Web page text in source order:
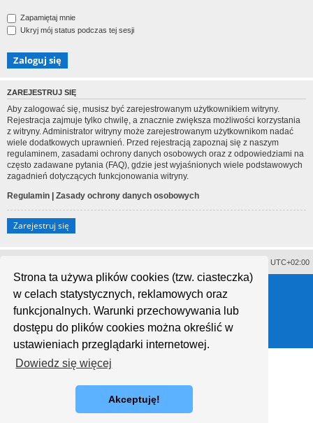
Strona ta używa plików cookies (tzw. ciasteczka)
w celach statystycznych, reklamowych oraz
funkcjonalnych. Warunki przechowywania lub
dostępu do plików cookies można określić w
ustawieniach przeglądarki internetowej.
Dowiedz się więcej
Akceptuję!
Zapamiętaj mnie
Ukryj mój status podczas tej sesji
ZAREJESTRUJ SIĘ
Aby zalogować się, musisz być zarejestrowanym użytkownikiem witryny.
Rejestracja zajmuje tylko chwilę, a znacznie zwiększa możliwości korzystania
z witryny. Administrator witryny może zarejestrowanym użytkownikom nadać
wiele dodatkowych uprawnień. Przed rejestracją zapoznaj się z naszym
regulaminem, zasadami ochrony danych osobowych oraz z odpowiedziami na
często zadawane pytania (FAQ), gdzie jest wyjaśnionych wiele podstawowych
zagadnień dotyczących funkcjonowania witryny.
Regulamin | Zasady ochrony danych osobowych
Zarejestruj się
UTC+02:00
Technologię dostarcza phpBB
® Forum Software © phpBB Limited
Polski pakiet językowy dostarczaphpBB.pl
Style proflat © 2017Mazeltof